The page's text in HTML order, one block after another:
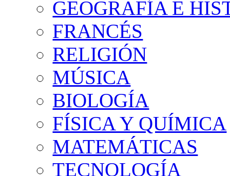
GEOGRAFÍA E
FRANCÉS
RELIGIÓN
MÚSICA
BIOLOGÍA
FÍSICA Y QUÍMICA
MATEMÁTICAS
TECNOLOGÍA